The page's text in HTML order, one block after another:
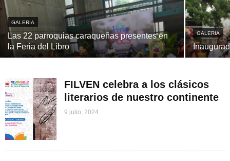
GALERIA
Las 22 parroquias caraqueñas presentes en
la Feria del Libro
GALERIA
FILVEN celebra a los clásicos
literarios de nuestro continente
9 julio, 2024